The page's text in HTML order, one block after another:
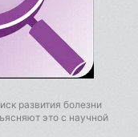
развития болезни
это с научной